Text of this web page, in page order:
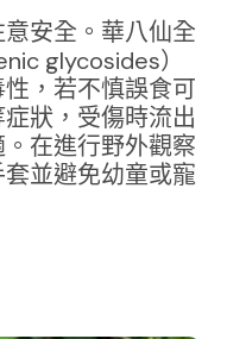
安全。華八仙全
glycosides）
，若不慎誤食可
狀，受傷時流出
在進行野外觀察
並避免幼童或寵